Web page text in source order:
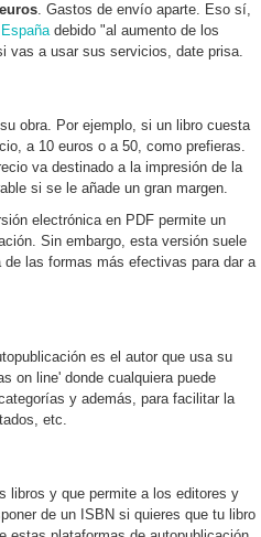
. Gastos de envío aparte. Eso sí,
debido "al aumento de los
vas a usar sus servicios, date prisa.
obra. Por ejemplo, si un libro cuesta
a 10 euros o a 50, como prefieras.
va destinado a la impresión de la
si se le añade un gran margen.
electrónica en PDF permite un
Sin embargo, esta versión suele
las formas más efectivas para dar a
es el autor que usa su
on line' donde cualquiera puede
y además, para facilitar la
etc.
libros y que permite a los editores y
de un ISBN si quieres que tu libro